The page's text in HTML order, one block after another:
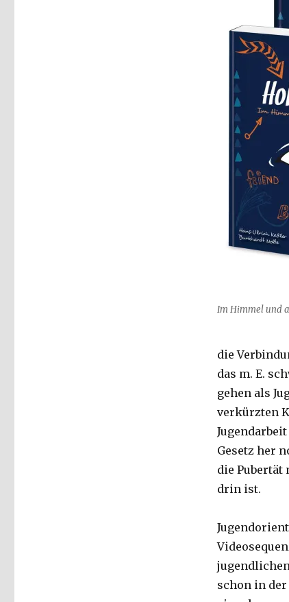
Im Himmel und
die
das m. E.
gehen als
verkürzten
Gesetz her
die
drin ist.
schon in